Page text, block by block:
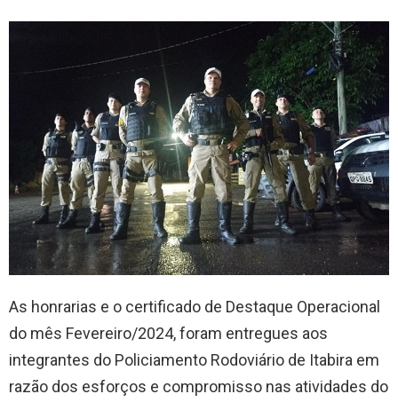
As honrarias e o certificado de Destaque Operacional
do mês Fevereiro/2024, foram entregues aos
integrantes do Policiamento Rodoviário de Itabira em
razão dos esforços e compromisso nas atividades do